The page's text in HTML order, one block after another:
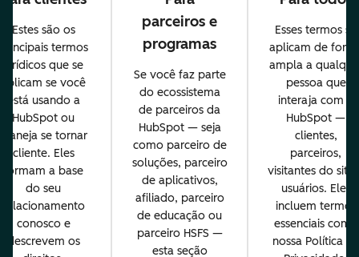
Estes são os
termos
jurídicos que se
aplicam se você
está usando a
HubSpot ou
planeja se tornar
cliente. Eles
formam a base
do seu
relacionamento
conosco e
descrevem os
parceiros e
programas
Se você faz parte
do ecossistema
de parceiros da
HubSpot — seja
como parceiro de
soluções, parceiro
de aplicativos,
afiliado, parceiro
de educação ou
parceiro HSFS —
esta seção
Esses termos se
aplicam de
ampla a
pessoa que
interaja com a
HubSpot —
clientes,
parceiros,
visitantes do site
usuários. Eles
incluem termos
essenciais como
nossa Política de